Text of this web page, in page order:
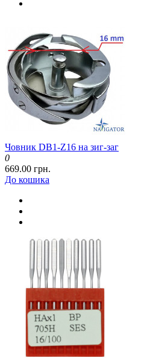
Човник DB1-Z16 на зиг-заг
0
669.00 грн.
До кошика